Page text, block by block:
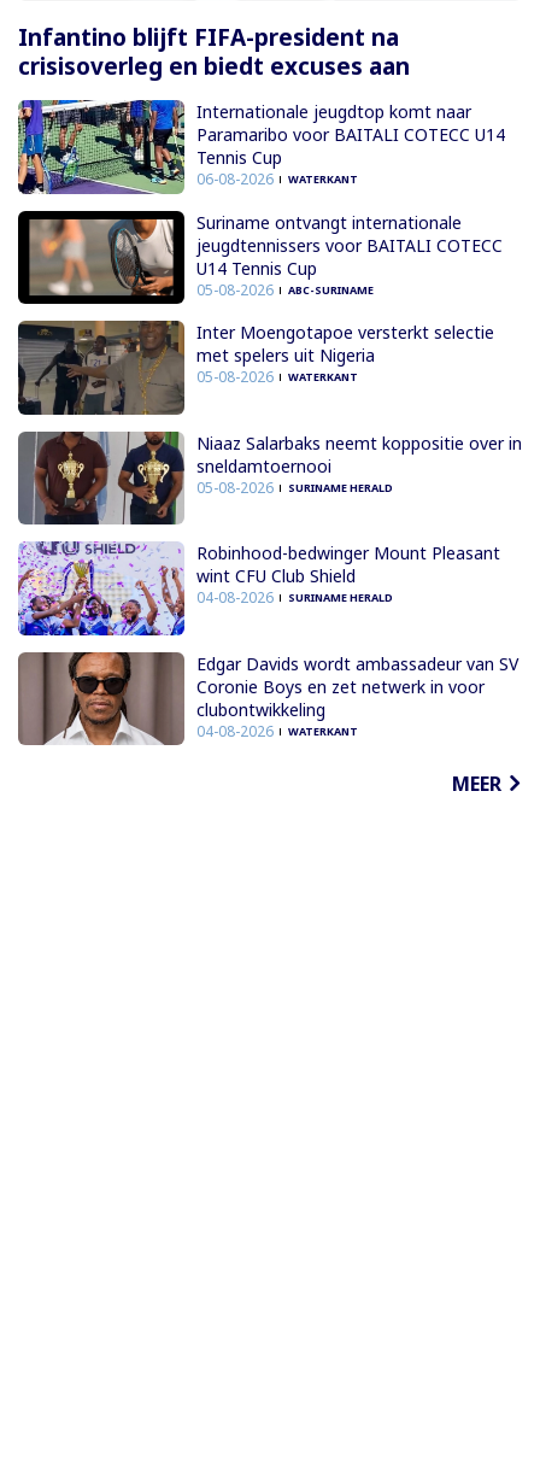
Infantino blijft FIFA-president na
crisisoverleg en biedt excuses aan
Internationale jeugdtop komt naar
Paramaribo voor BAITALI COTECC U14
Tennis Cup
06-08-2026 WATERKANT
Suriname ontvangt internationale
jeugdtennissers voor BAITALI COTECC
U14 Tennis Cup
05-08-2026 ABC-SURINAME
Inter Moengotapoe versterkt selectie
met spelers uit Nigeria
05-08-2026 WATERKANT
Niaaz Salarbaks neemt koppositie over in
sneldamtoernooi
05-08-2026 SURINAME HERALD
Robinhood-bedwinger Mount Pleasant
wint CFU Club Shield
04-08-2026 SURINAME HERALD
Edgar Davids wordt ambassadeur van SV
Coronie Boys en zet netwerk in voor
clubontwikkeling
04-08-2026 WATERKANT
MEER